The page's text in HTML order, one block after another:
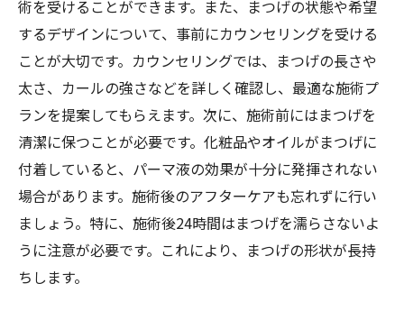
術を受けることができます。また、まつげの状態や希望
するデザインについて、事前にカウンセリングを受ける
ことが大切です。カウンセリングでは、まつげの長さや
太さ、カールの強さなどを詳しく確認し、最適な施術プ
ランを提案してもらえます。次に、施術前にはまつげを
清潔に保つことが必要です。化粧品やオイルがまつげに
付着していると、パーマ液の効果が十分に発揮されない
場合があります。施術後のアフターケアも忘れずに行い
ましょう。特に、施術後24時間はまつげを濡らさないよ
うに注意が必要です。これにより、まつげの形状が長持
ちします。